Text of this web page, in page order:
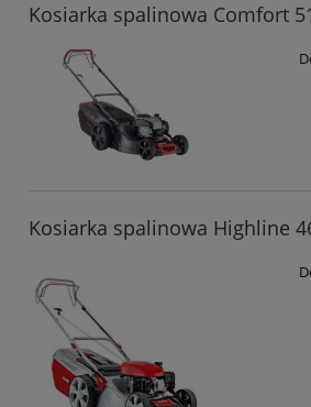
Kosiarka spalinowa Comfort
Kosiarka spalinowa Highline